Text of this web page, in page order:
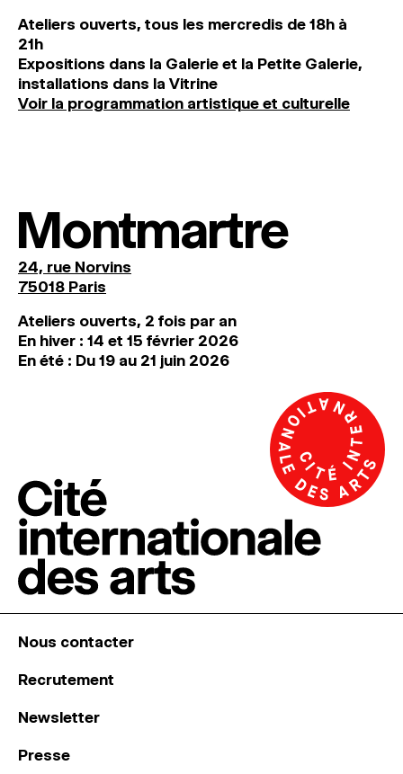
Ateliers ouverts, tous les mercredis de 18h à
21h
Expositions dans la Galerie et la Petite Galerie,
installations dans la Vitrine
Voir la programmation artistique et culturelle
Montmartre
24, rue Norvins
75018 Paris
Ateliers ouverts, 2 fois par an
En hiver : 14 et 15 février 2026
En été : Du 19 au 21 juin 2026
Nous contacter
Recrutement
Newsletter
Presse